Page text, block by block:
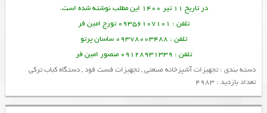
در تاریخ 11 تیر 1400 این مطلب نوشته شده است.
تلفن : 09356107101 تورج امین فر
تلفن : 09378003488 ساسان پرتو
تلفن : 09128931339 منصور امین فر
دسته بندی :تجهیزات آشپزخانه صنعتی,تجهیزات فست فود,دستگاه کباب ترکی
تعداد بازدید : 4983